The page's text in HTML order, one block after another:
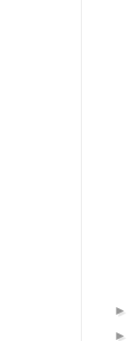
►
►